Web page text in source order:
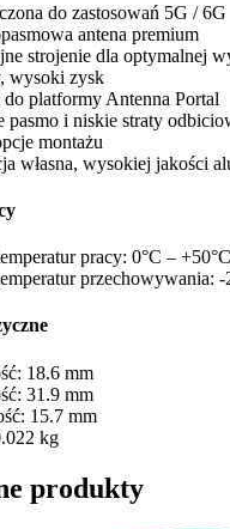
do zastosowań 5G / 6G
antena premium
strojenie dla optymalnej
wysoki zysk
platformy Antenna Portal
pasmo i niskie straty
montażu
własna, wysokiej jakości
pracy: 0°C – +50°C
przechowywania: -
18.6 mm
31.9 mm
15.7 mm
kg
produkty